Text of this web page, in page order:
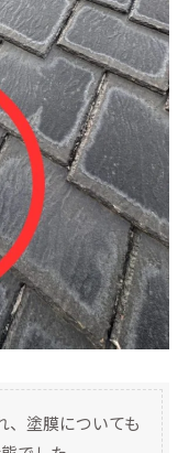
、塗膜についても